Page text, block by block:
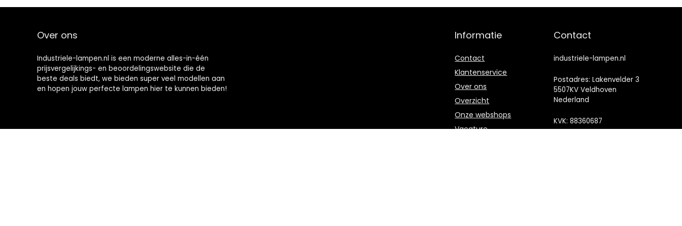
Over ons
Industriele-lampen.nl is een moderne alles-in-één
prijsvergelijkings- en beoordelingswebsite die de
beste deals biedt, we bieden super veel modellen aan
en hopen jouw perfecte lampen hier te kunnen bieden!
Informatie
Contact
Klantenservice
Over ons
Overzicht
Onze webshops
Vacature
Contact
industriele-lampen.nl
Postadres: Lakenvelder 3
5507KV Veldhoven
Nederland
KVK: 88360687